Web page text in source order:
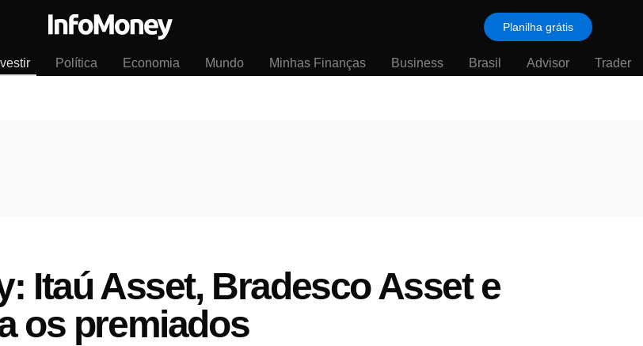
Planilha grátis
Política Economia Mundo Minhas Finanças Business Brasil Advisor Trader
Itaú Asset, Bradesco Asset e
os premiados